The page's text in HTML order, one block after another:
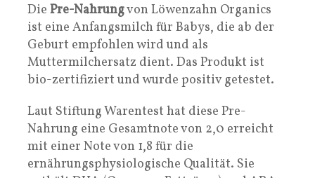
Die Pre-Nahrungvon Löwenzahn Organics
ist eine Anfangsmilch für Babys, die ab der
Geburt empfohlen wird und als
Muttermilchersatz dient. Das Produkt ist
bio-zertifiziert und wurde positiv getestet.
Laut Stiftung Warentest hat diese Pre-
Nahrung eine Gesamtnote von 2,0 erreicht
mit einer Note von 1,8 für die
ernährungsphysiologische Qualität. Sie